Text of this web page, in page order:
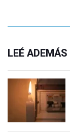
LEÉ ADEMÁS